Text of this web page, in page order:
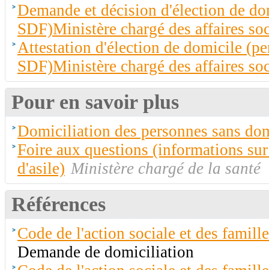
Demande et décision d'élection de
SDF)Ministère chargé des affaires
Attestation d'élection de domicile
SDF)Ministère chargé des affaires
Pour en savoir plus
Domiciliation des personnes sans
Foire aux questions (informations
d'asile) Ministère chargé de la santé
Références
Code de l'action sociale et des
Demande de domiciliation